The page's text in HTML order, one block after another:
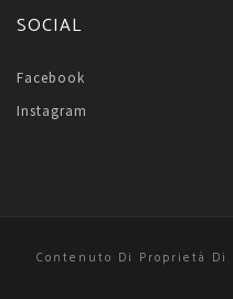
SOCIAL
Facebook
Instagram
Contenuto Di Proprietà Di